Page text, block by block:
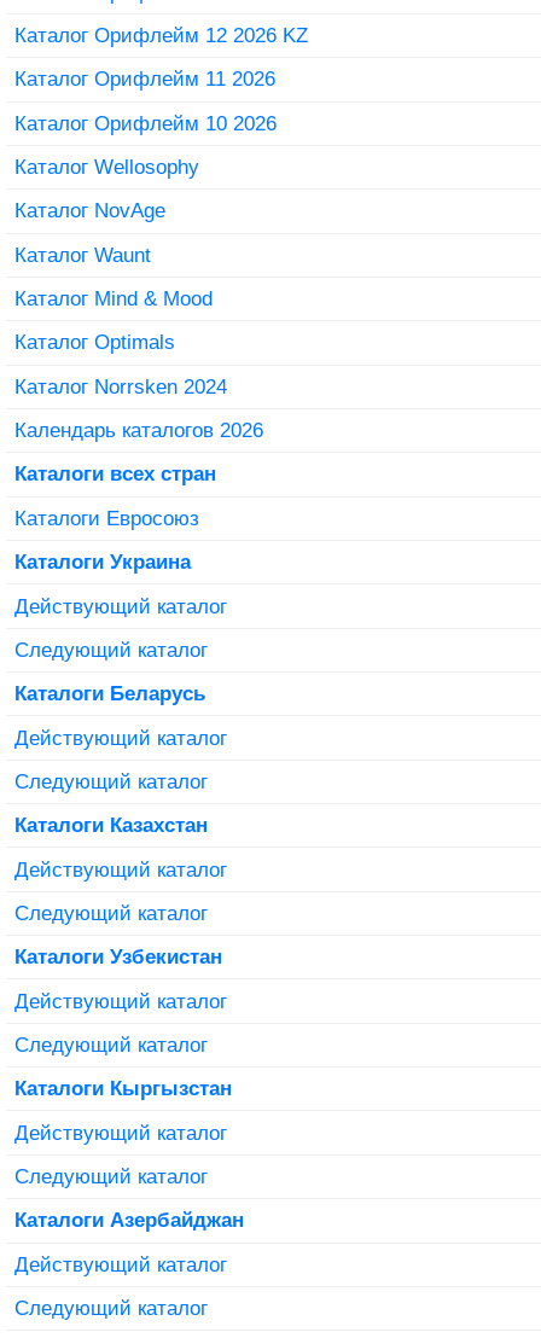
Каталог Орифлейм 12 2026 KZ
Каталог Орифлейм 11 2026
Каталог Орифлейм 10 2026
Каталог Wellosophy
Каталог NovAge
Каталог Waunt
Каталог Mind & Mood
Каталог Optimals
Каталог Norrsken 2024
Календарь каталогов 2026
Каталоги всех стран
Каталоги Евросоюз
Каталоги Украина
Действующий каталог
Следующий каталог
Каталоги Беларусь
Действующий каталог
Следующий каталог
Каталоги Казахстан
Действующий каталог
Следующий каталог
Каталоги Узбекистан
Действующий каталог
Следующий каталог
Каталоги Кыргызстан
Действующий каталог
Следующий каталог
Каталоги Азербайджан
Действующий каталог
Следующий каталог